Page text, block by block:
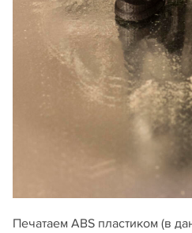
Печатаем ABS пластиком (в